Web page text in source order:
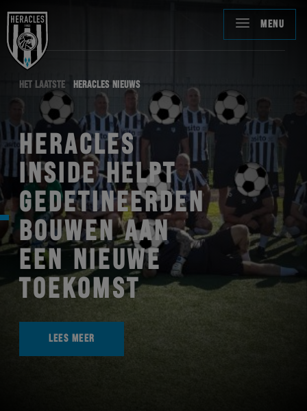
MENU
HET LAATSTE HERACLES NIEUWS
HERACLES
INSIDE HELPT
GEDETINEERDEN
BOUWEN AAN
EEN NIEUWE
TOEKOMST
LEES MEER